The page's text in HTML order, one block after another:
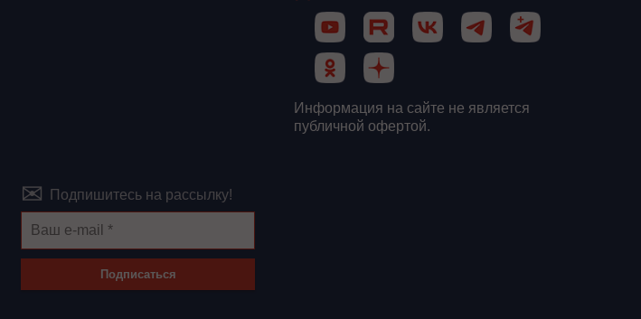
Информация на сайте не является
публичной офертой.
Подпишитесь на рассылку!
Подписаться